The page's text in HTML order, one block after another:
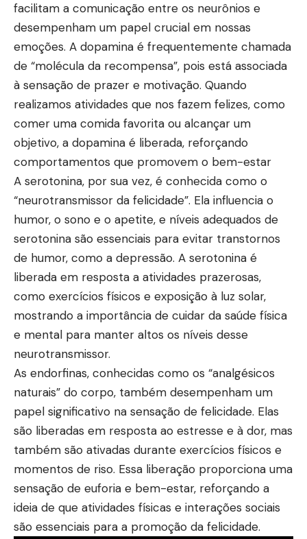
facilitam a comunicação entre os neurônios e
desempenham um papel crucial em nossas
emoções. A dopamina é frequentemente chamada
de “molécula da recompensa”, pois está associada
à sensação de prazer e motivação. Quando
realizamos atividades que nos fazem felizes, como
comer uma comida favorita ou alcançar um
objetivo, a dopamina é liberada, reforçando
comportamentos que promovem o bem-estar
A serotonina, por sua vez, é conhecida como o
“neurotransmissor da felicidade”. Ela influencia o
humor, o sono e o apetite, e níveis adequados de
serotonina são essenciais para evitar transtornos
de humor, como a depressão. A serotonina é
liberada em resposta a atividades prazerosas,
como exercícios físicos e exposição à luz solar,
mostrando a importância de cuidar da saúde física
e mental para manter altos os níveis desse
neurotransmissor.
As endorfinas, conhecidas como os “analgésicos
naturais” do corpo, também desempenham um
papel significativo na sensação de felicidade. Elas
são liberadas em resposta ao estresse e à dor, mas
também são ativadas durante exercícios físicos e
momentos de riso. Essa liberação proporciona uma
sensação de euforia e bem-estar, reforçando a
ideia de que atividades físicas e interações sociais
são essenciais para a promoção da felicidade.